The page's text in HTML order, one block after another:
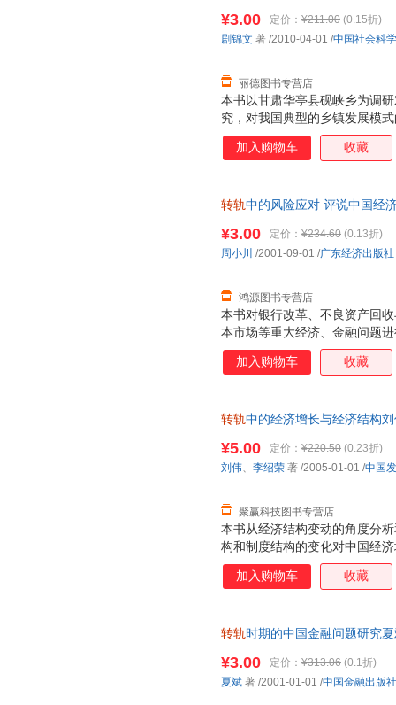
本书以甘肃华亭县砚峡乡为调
究，对我国典型的乡镇发展模
析基础。对我国乡镇政府职能
建议。
¥3.00 定价： ¥211.00 (0.15折)
丽德图书专营店
剧锦文 著 /2010-04-01 /中国社会科
加入购物车 收藏
转轨中的风险应对 评说中国经
本书对银行改革、不良资产回
本市场等重大经济、金融问题
统性解决问题的对策和思路。
¥3.00 定价： ¥234.60 (0.13折)
鸿源图书专营店
周小川 /2001-09-01 /广东经济出版社
加入购物车 收藏
转轨中的经济增长与经济结构
本书从经济结构变动的角度分
构和制度结构的变化对中国经
相互影响过程中对于经济增长
对于经济增长产生的特殊影响
¥5.00 定价： ¥220.50 (0.23折)
聚赢科技图书专营店
刘伟、 李绍荣 著 /2005-01-01 /中国
加入购物车 收藏
转轨时期的中国金融问题研究
¥3.00 定价： ¥313.06 (0.1折)
夏斌 著 /2001-01-01 /中国金融出版社